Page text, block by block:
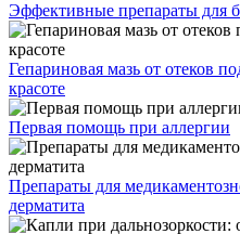
Эффективные препараты для
Гепариновая мазь от отеков
красоте
Первая помощь при аллергии
Препараты для
дерматита